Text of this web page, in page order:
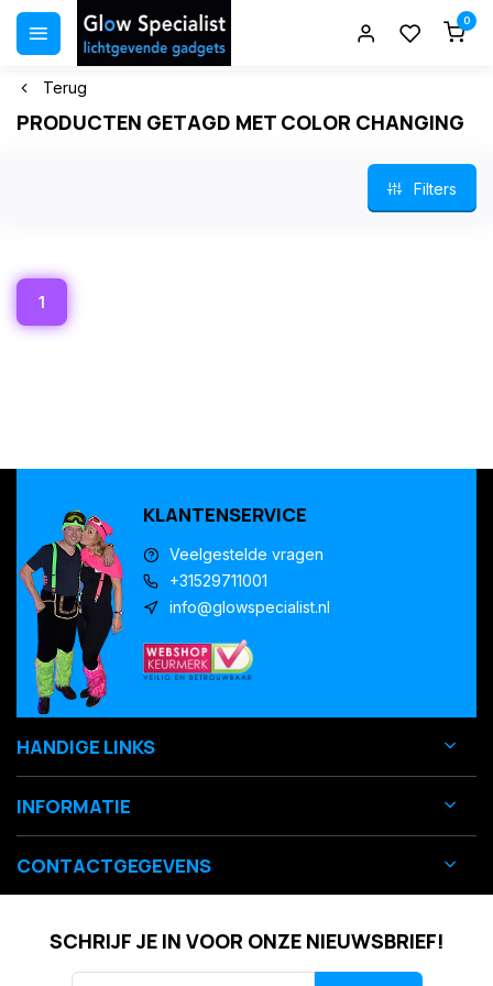
0
Terug
PRODUCTEN GETAGD MET COLOR CHANGING
Filters
1
KLANTENSERVICE
Veelgestelde vragen
+31529711001
info@glowspecialist.nl
HANDIGE LINKS
INFORMATIE
CONTACTGEGEVENS
SCHRIJF JE IN VOOR ONZE NIEUWSBRIEF!